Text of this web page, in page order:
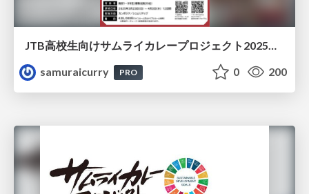
JTB高校生向けサムライカレープロジェクト2025年3月パンフレット
samuraicurry
PRO 0 200